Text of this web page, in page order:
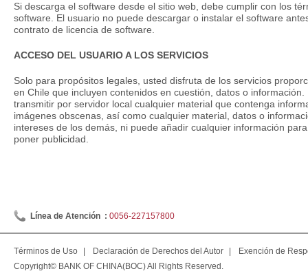
Si descarga el software desde el sitio web, debe cumplir con los
software. El usuario no puede descargar o instalar el software
contrato de licencia de software.
ACCESO DEL USUARIO A LOS SERVICIOS
Solo para propósitos legales, usted disfruta de los servicios
en Chile que incluyen contenidos en cuestión, datos o
transmitir por servidor local cualquier material que contenga
imágenes obscenas, así como cualquier material, datos o
intereses de los demás, ni puede añadir cualquier información
poner publicidad.
Línea de Atención : 0056-227157800
Términos de Uso Declaración de Derechos del Autor
Exención de
Copyright© BANK OF CHINA(BOC) All Rights Reserved.